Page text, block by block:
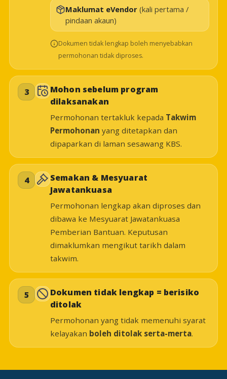
Maklumat eVendor(kali pertama /
pindaan akaun)
Dokumen tidak lengkap boleh menyebabkan
permohonan tidak diproses.
3
Mohon sebelum program
dilaksanakan
Permohonan tertakluk kepada Takwim
Permohonan yang ditetapkan dan
dipaparkan di laman sesawang KBS.
4
Semakan & Mesyuarat
Jawatankuasa
Permohonan lengkap akan diproses dan
dibawa ke Mesyuarat Jawatankuasa
Pemberian Bantuan. Keputusan
dimaklumkan mengikut tarikh dalam
takwim.
5
Dokumen tidak lengkap = berisiko
ditolak
Permohonan yang tidak memenuhi syarat
kelayakan boleh ditolak serta-merta.